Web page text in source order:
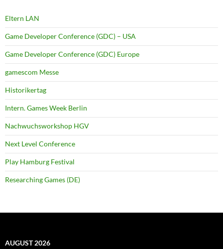
Eltern LAN
Game Developer Conference (GDC) – USA
Game Developer Conference (GDC) Europe
gamescom Messe
Historikertag
Intern. Games Week Berlin
Nachwuchsworkshop HGV
Next Level Conference
Play Hamburg Festival
Researching Games (DE)
AUGUST 2026